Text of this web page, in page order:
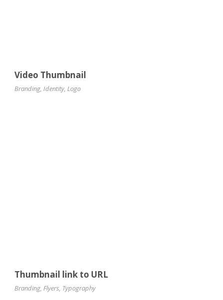
Video Thumbnail
Branding, Identity, Logo
Thumbnail link to URL
Branding, Flyers, Typography